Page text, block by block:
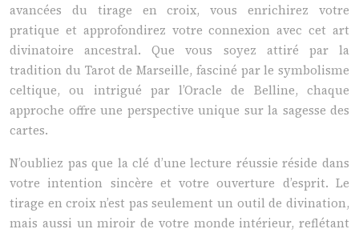
avancées du tirage en croix, vous enrichirez votre
pratique et approfondirez votre connexion avec cet art
divinatoire ancestral. Que vous soyez attiré par la
tradition du Tarot de Marseille, fasciné par le symbolisme
celtique, ou intrigué par l’Oracle de Belline, chaque
approche offre une perspective unique sur la sagesse des
cartes.
N’oubliez pas que la clé d’une lecture réussie réside dans
votre intention sincère et votre ouverture d’esprit. Le
tirage en croix n’est pas seulement un outil de divination,
mais aussi un miroir de votre monde intérieur, reflétant